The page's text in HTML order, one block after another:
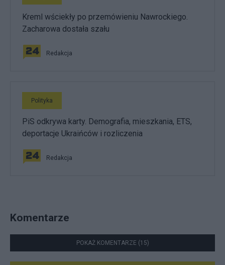
Kreml wściekły po przemówieniu Nawrockiego.
Zacharowa dostała szału
Redakcja
Polityka
PiS odkrywa karty. Demografia, mieszkania, ETS,
deportacje Ukraińców i rozliczenia
Redakcja
Komentarze
POKAŻ KOMENTARZE (15)